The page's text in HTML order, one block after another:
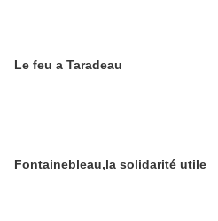
Le feu a Taradeau
Fontainebleau,la solidarité utile